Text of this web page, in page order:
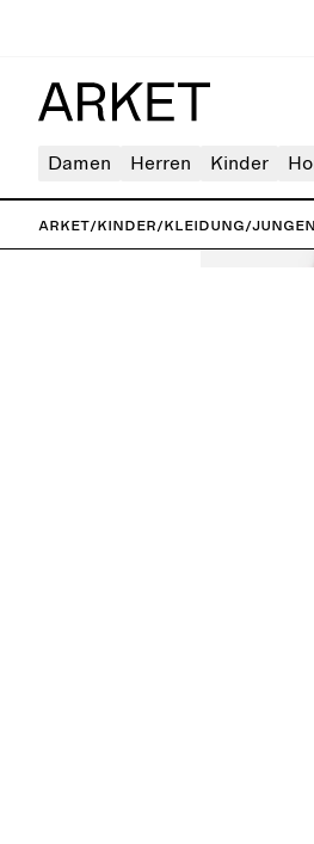
Damen Herren Kinder
ARKET/Kinder/Kleidung/Jungen